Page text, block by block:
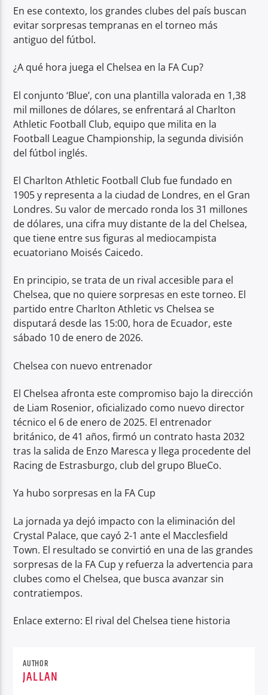
En ese contexto, los grandes clubes del país buscan
evitar sorpresas tempranas en el torneo más
antiguo del fútbol.
¿A qué hora juega el Chelsea en la FA Cup?
El conjunto ‘Blue’, con una plantilla valorada en 1,38
mil millones de dólares, se enfrentará al Charlton
Athletic Football Club, equipo que milita en la
Football League Championship, la segunda división
del fútbol inglés.
El Charlton Athletic Football Club fue fundado en
1905 y representa a la ciudad de Londres, en el Gran
Londres. Su valor de mercado ronda los 31 millones
de dólares, una cifra muy distante de la del Chelsea,
que tiene entre sus figuras al mediocampista
ecuatoriano Moisés Caicedo.
En principio, se trata de un rival accesible para el
Chelsea, que no quiere sorpresas en este torneo. El
partido entre Charlton Athletic vs Chelsea se
disputará desde las 15:00, hora de Ecuador, este
sábado 10 de enero de 2026.
Chelsea con nuevo entrenador
El Chelsea afronta este compromiso bajo la dirección
de Liam Rosenior, oficializado como nuevo director
técnico el 6 de enero de 2025. El entrenador
británico, de 41 años, firmó un contrato hasta 2032
tras la salida de Enzo Maresca y llega procedente del
Racing de Estrasburgo, club del grupo BlueCo.
Ya hubo sorpresas en la FA Cup
La jornada ya dejó impacto con la eliminación del
Crystal Palace, que cayó 2-1 ante el Macclesfield
Town. El resultado se convirtió en una de las grandes
sorpresas de la FA Cup y refuerza la advertencia para
clubes como el Chelsea, que busca avanzar sin
contratiempos.
Enlace externo: El rival del Chelsea tiene historia
AUTHOR
JALLAN